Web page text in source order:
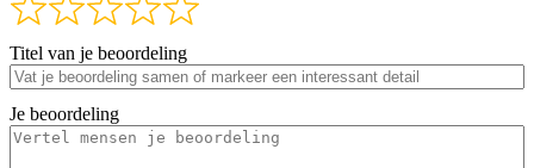
Titel van je beoordeling
Je beoordeling